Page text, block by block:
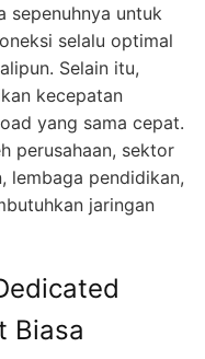
sepenuhnya untuk
selalu optimal
Selain itu,
kecepatan
yang sama cepat.
perusahaan, sektor
lembaga pendidikan,
jaringan
Biasa